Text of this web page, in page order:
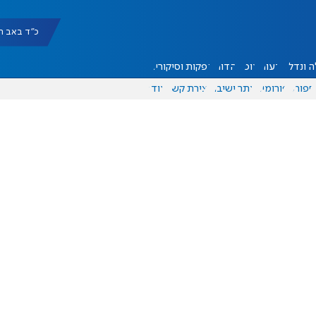
כ"ד באב תשפ"ו
ונדל"ן דעות אוכל יהדות הפקות וסיקורים
ספורט פורומים אתר ישיבה יצירת קשר עוד